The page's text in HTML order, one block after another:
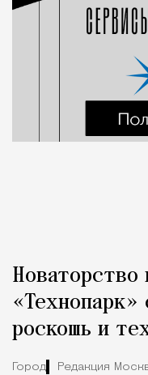
Новаторство
«Технопарк»
роскошь и
Город Редакция